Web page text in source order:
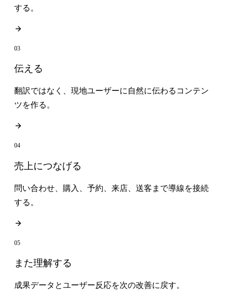
する。
03
伝える
翻訳ではなく、現地ユーザーに自然に伝わるコンテン
ツを作る。
04
売上につなげる
問い合わせ、購入、予約、来店、送客まで導線を接続
する。
05
また理解する
成果データとユーザー反応を次の改善に戻す。